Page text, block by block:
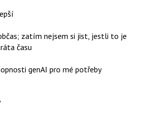
zatím nejsem si jist, jestli to je
času
genAI pro mé potřeby